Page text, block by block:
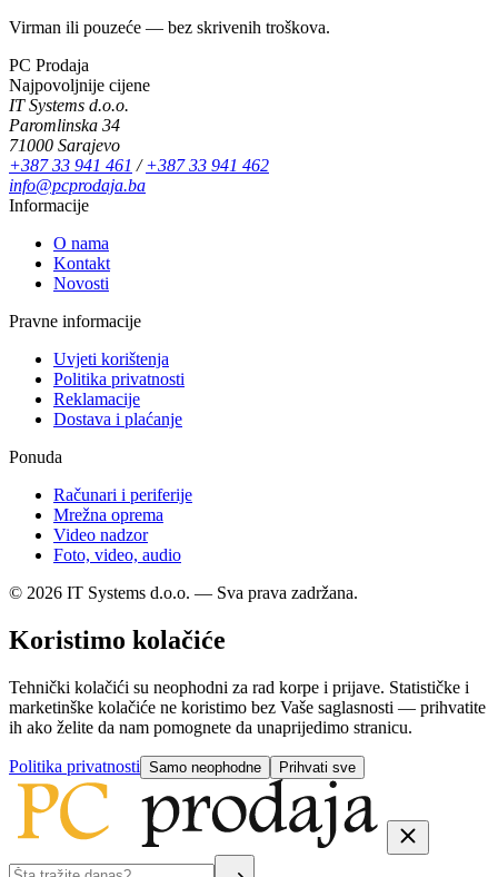
Virman ili pouzeće — bez skrivenih troškova.
PC Prodaja
Najpovoljnije cijene
IT Systems d.o.o.
Paromlinska 34
71000 Sarajevo
+387 33 941 461 /+387 33 941 462
info@pcprodaja.ba
Informacije
O nama
Kontakt
Novosti
Pravne informacije
Uvjeti korištenja
Politika privatnosti
Reklamacije
Dostava i plaćanje
Ponuda
Računari i periferije
Mrežna oprema
Video nadzor
Foto, video, audio
© 2026 IT Systems d.o.o. — Sva prava zadržana.
Koristimo kolačiće
Tehnički kolačići su neophodni za rad korpe i prijave. Statističke i
marketinške kolačiće ne koristimo bez Vaše saglasnosti — prihvatite
ih ako želite da nam pomognete da unaprijedimo stranicu.
Politika privatnosti Samo neophodne Prihvati sve